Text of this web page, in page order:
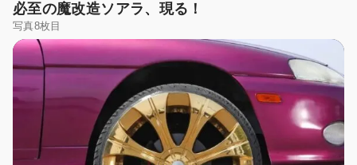
必至の魔改造ソアラ、現る！
写真8枚目